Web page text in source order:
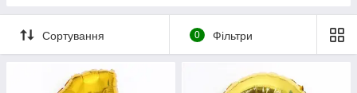
Сортування 0 Фільтри